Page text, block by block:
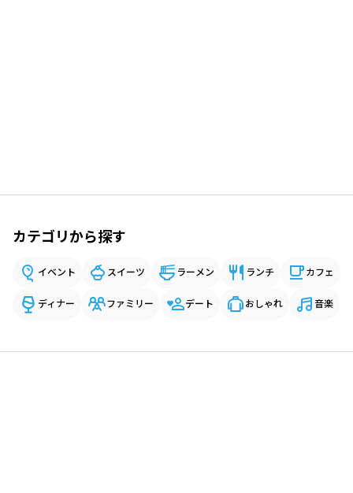
カテゴリから探す
イベント スイーツ ラーメン ランチ カフェ
ディナー ファミリー デート おしゃれ 音楽